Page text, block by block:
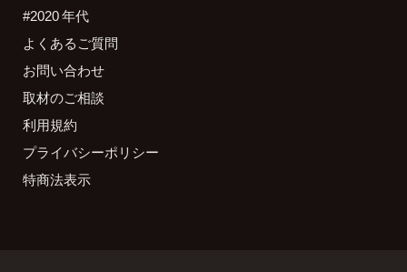
#2020 年代
よくあるご質問
お問い合わせ
取材のご相談
利用規約
プライバシーポリシー
特商法表示